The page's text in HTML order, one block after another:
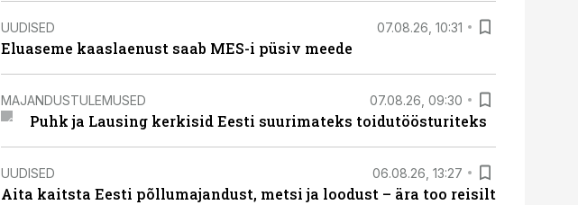
UUDISED 07.08.26, 10:31
Eluaseme kaaslaenust saab MES-i püsiv meede
MAJANDUSTULEMUSED 07.08.26, 09:30
Puhk ja Lausing kerkisid Eesti suurimateks toidutöösturiteks
UUDISED 06.08.26, 13:27
Aita kaitsta Eesti põllumajandust, metsi ja loodust – ära too reisilt